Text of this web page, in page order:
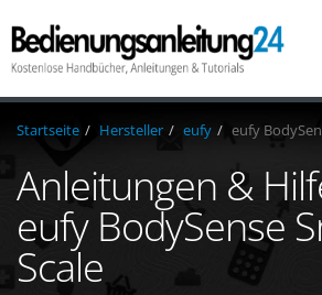
Startseite Hersteller eufy eufy
Anleitungen &
eufy BodySense
Scale